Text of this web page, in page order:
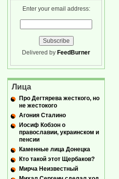
Enter your email address:
Delivered by FeedBurner
Лица
Про Дегтярева жесткого, но
не жестокого
Агония Сталино
Иосиф Кобзон о
православии, украинском и
пенсии
Каменные лица Донецка
Кто такой этот Щербаков?
Мирча Неизвестный